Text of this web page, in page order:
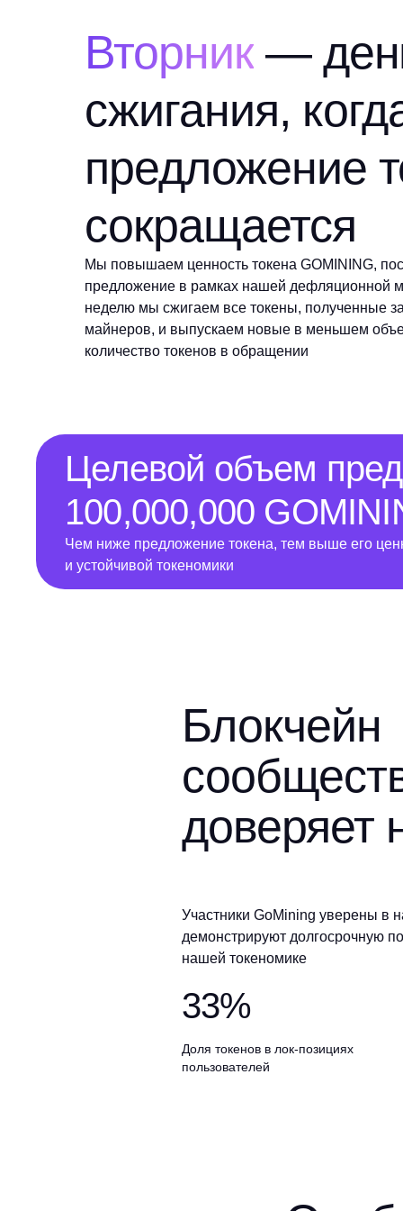
Вторник—
сжигания,
предложение
сокращается
Мы повышаем ценность токена GOMINING,
предложение в рамках нашей дефляционной
неделю мы сжигаем все токены, полученные
майнеров, и выпускаем новые в меньшем
количество токенов в обращении
Целевой объем
100,000,000
Чем ниже предложение токена, тем выше его
и устойчивой токеномики
Блокчейн
доверяет
Участники GoMining уверены в
демонстрируют долгосрочную
нашей токеномике
33%
Доля токенов в лок-позициях
пользователей